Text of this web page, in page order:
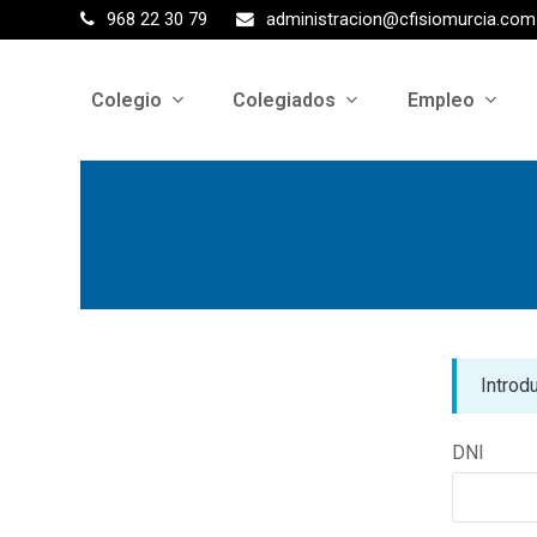
968 22 30 79 administracion@cfisiomurcia.com
Colegio Colegiados Empleo
DNI